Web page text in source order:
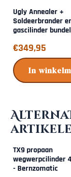
Ugly Annealer +
Soldeerbrander
gascilinder bundel
Prijs: 349,95
€349,95
In
TX9 propaan
wegwerpcilinder
- Bernzomatic